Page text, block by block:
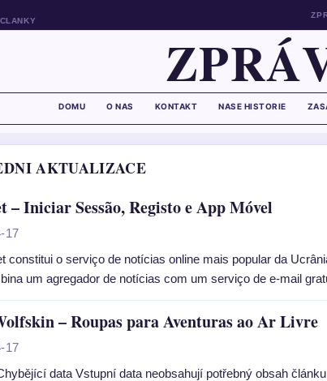
DOMU O NAS KONTAKT NASE HISTORIE
AKTUALIZACE
– Iniciar Sessão, Registo e App Móvel
17
constitui o serviço de notícias online mais popular da
um agregador de notícias com um serviço de e-mail
– Roupas para Aventuras ao Ar Livre
17
data Vstupní data neobsahují potřebný obsah